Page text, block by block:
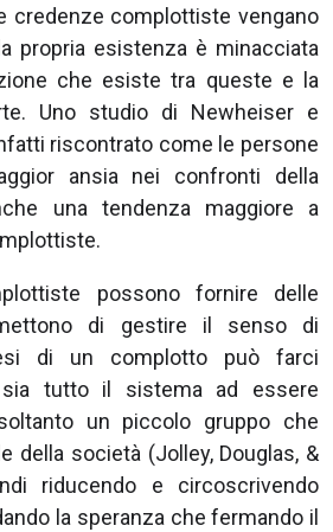
credenze complottiste vengano
propria esistenza è minacciata
che esiste tra queste e la
Uno studio di Newheiser e
riscontrato come le persone
ansia nei confronti della
una tendenza maggiore a
possono fornire delle
di gestire il senso di
di un complotto può farci
tutto il sistema ad essere
un piccolo gruppo che
della società (Jolley, Douglas, &
riducendo e circoscrivendo
la speranza che fermando il